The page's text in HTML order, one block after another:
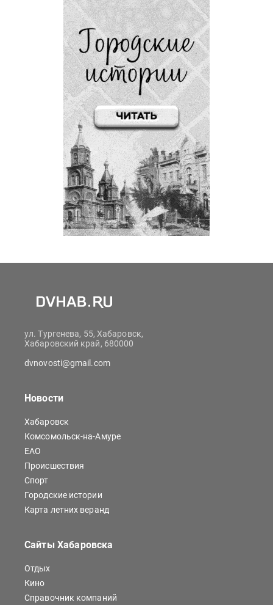
ул. Тургенева, 55, Хабаровск,
Хабаровский край, 680000
dvnovosti@gmail.com
Новости
Хабаровск
Комсомольск-на-Амуре
ЕАО
Происшествия
Спорт
Городские истории
Карта летних веранд
Сайты Хабаровска
Отдых
Кино
Справочник компаний